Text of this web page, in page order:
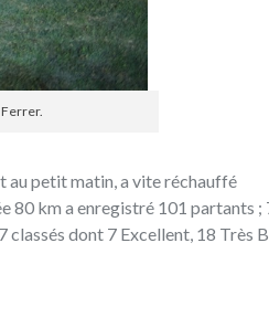
au petit matin, a vite réchauffé
80 km a enregistré 101 partants ;
classés dont 7 Excellent, 18 Très